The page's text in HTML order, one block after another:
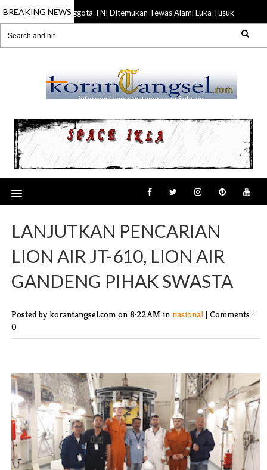
BREAKING NEWS
21 Jul 2026 Anggota TNI Ditemukan Tewas Alami Luka Tusuk di Gading
RANSEL
informasi seputar tangerang Selatan
LANJUTKAN PENCARIAN
LION AIR JT-610, LION AIR
GANDENG PIHAK SWASTA
Posted by korantangsel.com on 8:22 AM in nasional | Comments :
0